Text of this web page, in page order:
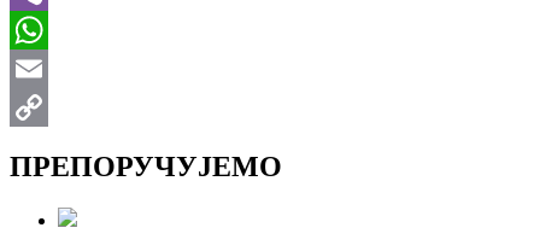
Viber
WhatsApp
Email
ПРЕПОРУЧУЈЕМО